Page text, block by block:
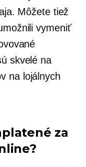
Môžete tiež
vymeniť
skvelé na
na lojálnych
za